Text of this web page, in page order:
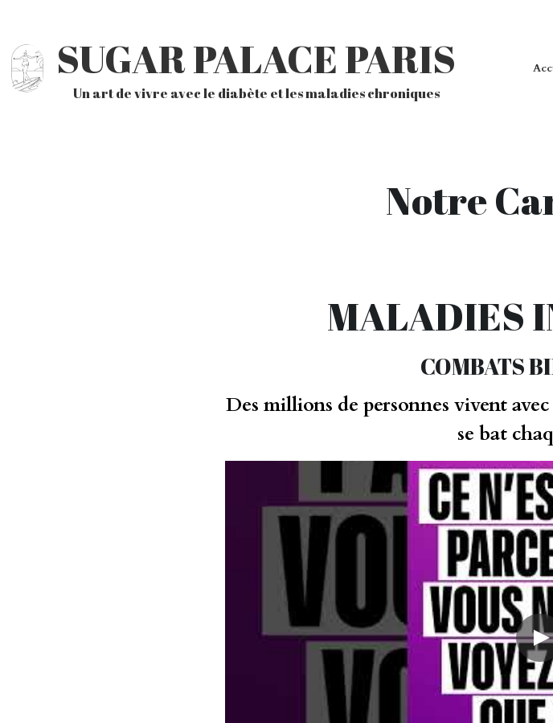
SUGAR PALACE PARIS
Un art de vivre avec le diabète et les maladies chroniques
Notre
MALADIES
COMBATS
Des millions de personnes vivent
se bat